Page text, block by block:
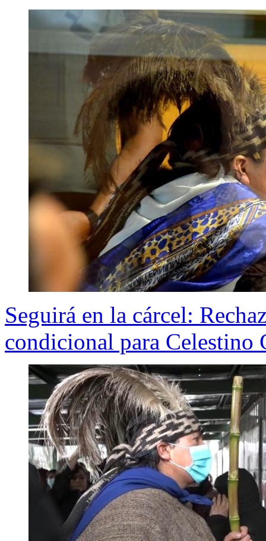
Seguirá en la cárcel:
condicional para Celestino